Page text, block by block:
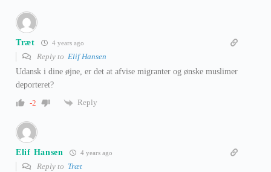
Træt 4 years ago
Reply to Elif Hansen
Udansk i dine øjne, er det at afvise migranter og ønske muslimer
deporteret?
-2
Reply
Elif Hansen 4 years ago
Reply to Træt